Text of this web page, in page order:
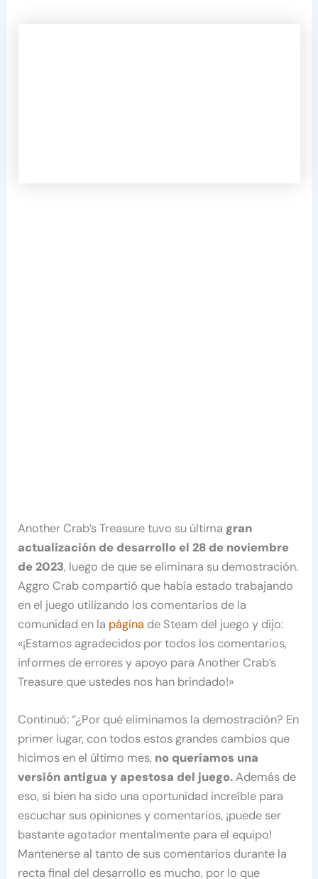
Another Crab’s Treasure tuvo su última gran
actualización de desarrollo el 28 de noviembre
de 2023, luego de que se eliminara su demostración.
Aggro Crab compartió que había estado trabajando
en el juego utilizando los comentarios de la
comunidad en la página de Steam del juego y dijo:
«¡Estamos agradecidos por todos los comentarios,
informes de errores y apoyo para Another Crab’s
Treasure que ustedes nos han brindado!»
Continuó: “¿Por qué eliminamos la demostración? En
primer lugar, con todos estos grandes cambios que
hicimos en el último mes, no queríamos una
versión antigua y apestosa del juego.Además de
eso, si bien ha sido una oportunidad increíble para
escuchar sus opiniones y comentarios, ¡puede ser
bastante agotador mentalmente para el equipo!
Mantenerse al tanto de sus comentarios durante la
recta final del desarrollo es mucho, por lo que